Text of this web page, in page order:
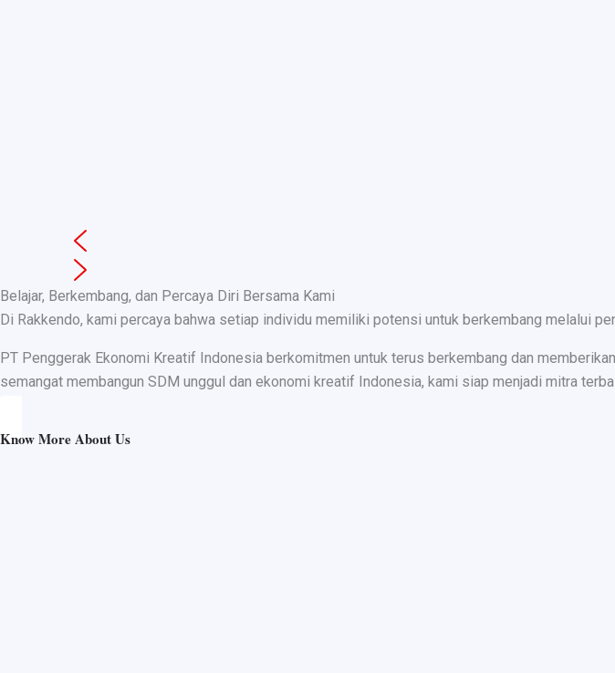
Belajar, Berkembang, dan Percaya Diri Bersama Kami
Di Rakkendo, kami percaya bahwa setiap individu memiliki potensi untuk berkembang melalui
PT Penggerak Ekonomi Kreatif Indonesia berkomitmen untuk terus berkembang dan
semangat membangun SDM unggul dan ekonomi kreatif Indonesia, kami siap menjadi mitra
Know More About Us